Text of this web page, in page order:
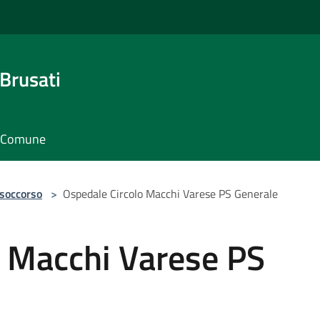
> Ospedale Circolo Macchi Varese PS Generale
Varese PS